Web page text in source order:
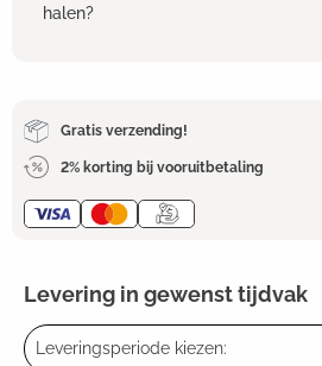
halen?
Gratis verzending!
2% korting bij vooruitbetaling
Levering in gewenst tijdvak
Leveringsperiode kiezen: